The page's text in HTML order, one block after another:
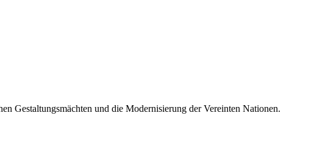
Gestaltungsmächten und die Modernisierung der Vereinten Nationen.